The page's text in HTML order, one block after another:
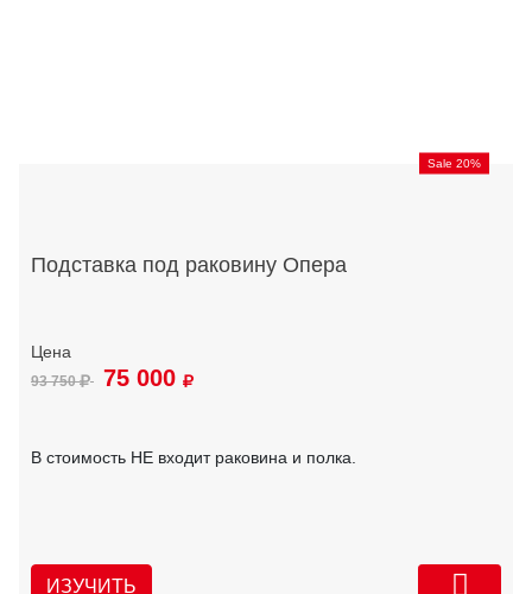
Sale 20%
Подставка под раковину Опера
93 750 75 000
В стоимость НЕ входит раковина и полка.
ИЗУЧИТЬ